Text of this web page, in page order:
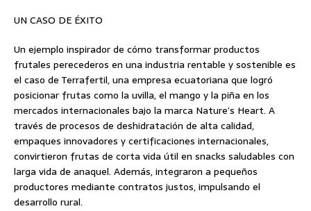
UN CASO DE ÉXITO
Un ejemplo inspirador de cómo transformar productos
frutales perecederos en una industria rentable y sostenible es
el caso de Terrafertil, una empresa ecuatoriana que logró
posicionar frutas como la uvilla, el mango y la piña en los
mercados internacionales bajo la marca Nature’s Heart. A
través de procesos de deshidratación de alta calidad,
empaques innovadores y certificaciones internacionales,
convirtieron frutas de corta vida útil en snacks saludables con
larga vida de anaquel. Además, integraron a pequeños
productores mediante contratos justos, impulsando el
desarrollo rural.